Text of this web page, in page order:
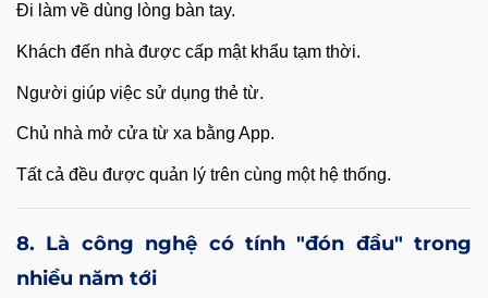
Đi làm về dùng lòng bàn tay.
Khách đến nhà được cấp mật khẩu tạm thời.
Người giúp việc sử dụng thẻ từ.
Chủ nhà mở cửa từ xa bằng App.
Tất cả đều được quản lý trên cùng một hệ thống.
8. Là công nghệ có tính "đón đầu" trong
nhiều năm tới